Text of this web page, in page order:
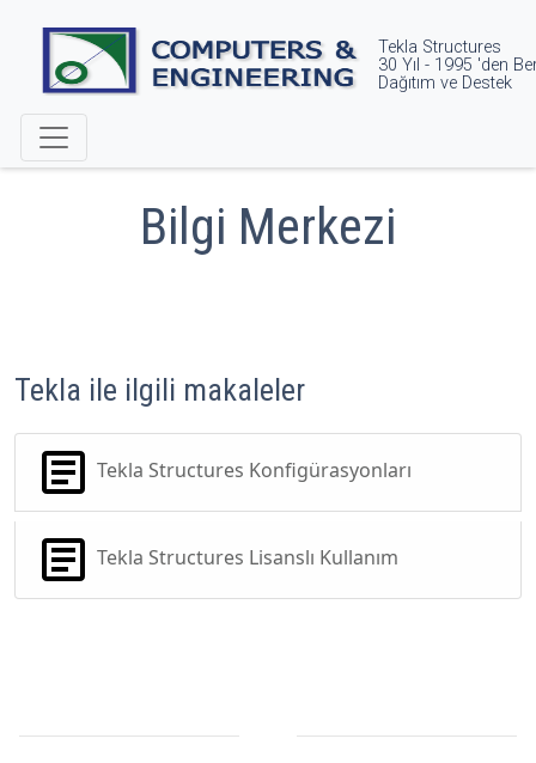
Tekla Structures
30 Yıl - 1995 'den
Dağıtım ve Destek
Bilgi Merkezi
Tekla ile ilgili makaleler
Tekla Structures Konfigürasyonları
Tekla Structures Lisanslı Kullanım